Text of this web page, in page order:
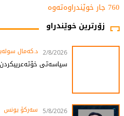
760 جار خوێندراوەتەوە
زۆرترین خوێندراو
2/8/2026 د.کەمال
سیاسەتی
5/8/2026 سەرکۆ یونس